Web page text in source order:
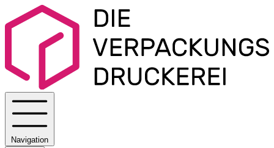
Navigation